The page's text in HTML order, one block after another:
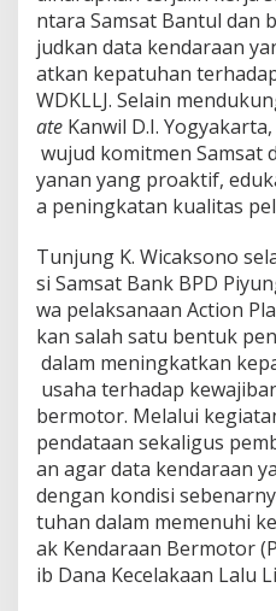
ntara Samsat Bantul dan
judkan data kendaraan
atkan kepatuhan
WDKLLJ. Selain
ate Kanwil D.I.
wujud komitmen Samsat
yanan yang proaktif,
a peningkatan kualitas
Tunjung K. Wicaksono
si Samsat Bank BPD
wa pelaksanaan Action
kan salah satu bentuk
dalam meningkatkan
usaha terhadap
bermotor. Melalui
pendataan sekaligus
an agar data kendaraan
dengan kondisi
tuhan dalam memenuhi
ak Kendaraan Bermotor
ib Dana Kecelakaan Lalu